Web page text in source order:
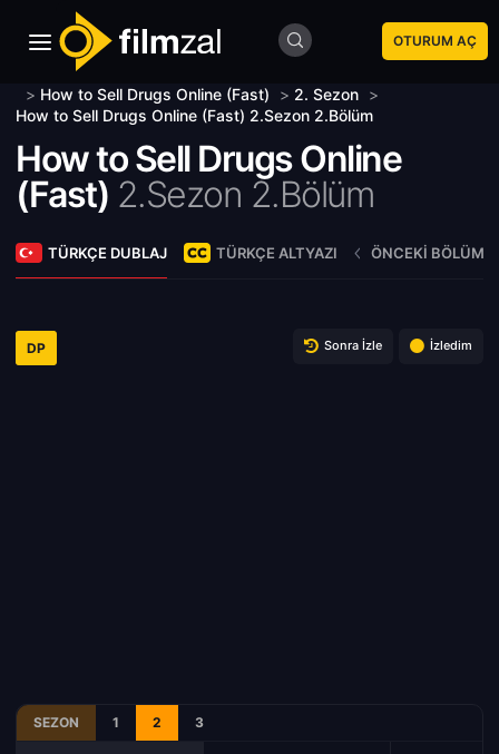
OTURUM AÇ
> How to Sell Drugs Online (Fast) > 2. Sezon >
How to Sell Drugs Online (Fast) 2.Sezon 2.Bölüm
How to Sell Drugs Online
(Fast) 2.Sezon 2.Bölüm
TÜRKÇE DUBLAJ TÜRKÇE ALTYAZI ÖNCEKI BÖLÜM
DP Sonra İzle İzledim
SEZON 1 2 3